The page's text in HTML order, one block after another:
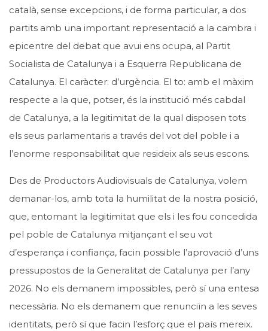
català, sense excepcions, i de forma particular, a dos
partits amb una important representació a la cambra i
epicentre del debat que avui ens ocupa, al Partit
Socialista de Catalunya i a Esquerra Republicana de
Catalunya. El caràcter: d’urgència. El to: amb el màxim
respecte a la que, potser, és la institució més cabdal
de Catalunya, a la legitimitat de la qual disposen tots
els seus parlamentaris a través del vot del poble i a
l’enorme responsabilitat que resideix als seus escons.
Des de Productors Audiovisuals de Catalunya, volem
demanar-los, amb tota la humilitat de la nostra posició,
que, entomant la legitimitat que els i les fou concedida
pel poble de Catalunya mitjançant el seu vot
d’esperança i confiança, facin possible l’aprovació d’uns
pressupostos de la Generalitat de Catalunya per l’any
2026. No els demanem impossibles, però sí una entesa
necessària. No els demanem que renunciïn a les seves
identitats, però sí que facin l’esforç que el país mereix.